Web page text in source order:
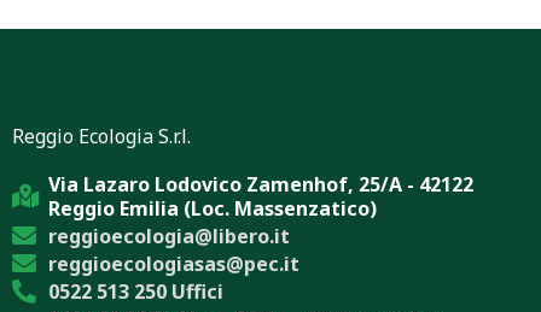
Reggio Ecologia S.r.l.
Via Lazaro Lodovico Zamenhof, 25/A - 42122
Reggio Emilia (Loc. Massenzatico)
reggioecologia@libero.it
reggioecologiasas@pec.it
0522 513 250 Uffici